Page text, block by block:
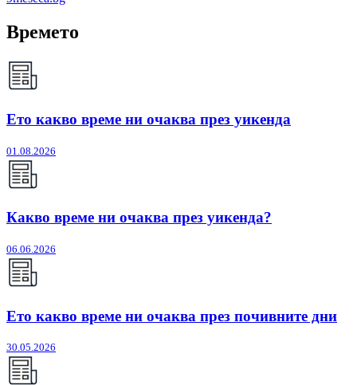
Времето
Ето какво време ни очаква през уикенда
01.08.2026
Какво време ни очаква през уикенда?
06.06.2026
Ето какво време ни очаква през почивните дни
30.05.2026